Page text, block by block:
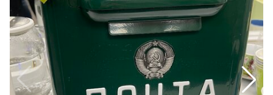
Звезды
Выборы